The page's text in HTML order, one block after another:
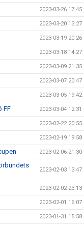
2023-03-26 17:45
2023-03-20 13:27
2023-03-19 20:26
2023-03-18 14:27
2023-03-09 21:35
2023-03-07 20:47
2023-03-05 19:42
FF 2023-03-04 12:31
2023-02-22 20:55
2023-02-19 19:58
2023-02-06 21:30
2023-02-03 13:47
2023-02-02 23:13
2023-02-01 16:07
2023-01-31 15:58